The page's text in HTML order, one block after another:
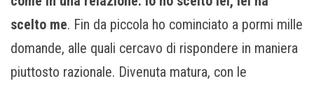
scelto me. Fin da piccola ho cominciato a pormi mille
domande, alle quali cercavo di rispondere in maniera
piuttosto razionale. Divenuta matura, con le